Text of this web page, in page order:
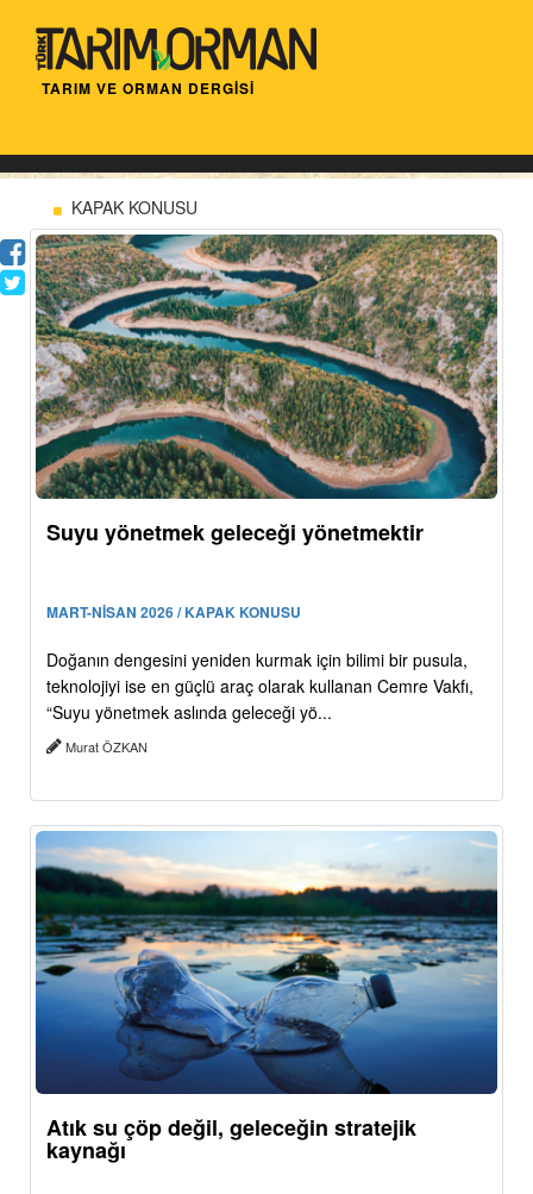
TARIM VE ORMAN DERGİSİ
KAPAK KONUSU
Suyu yönetmek geleceği yönetmektir
MART-NİSAN 2026 / KAPAK KONUSU
Doğanın dengesini yeniden kurmak için bilimi bir pusula,
teknolojiyi ise en güçlü araç olarak kullanan Cemre Vakfı,
“Suyu yönetmek aslında geleceği yö...
Murat ÖZKAN
Atık su çöp değil, geleceğin stratejik
kaynağı